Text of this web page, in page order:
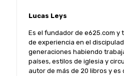
Lucas Leys
Es el fundador de e625.com y
de experiencia en el
generaciones habiendo
países, estilos de iglesia y
autor de más de 20 libros y